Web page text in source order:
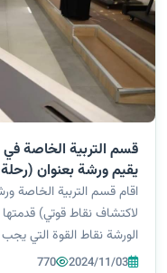
قسم التربية الخاصة في
يقيم ورشة بعنوان
اقام قسم التربية الخاصة
لاكتشاف نقاط قوتي)
الورشة نقاط القوة التي
اليومية ومدى اهمية التعرف
2024/11/03
770